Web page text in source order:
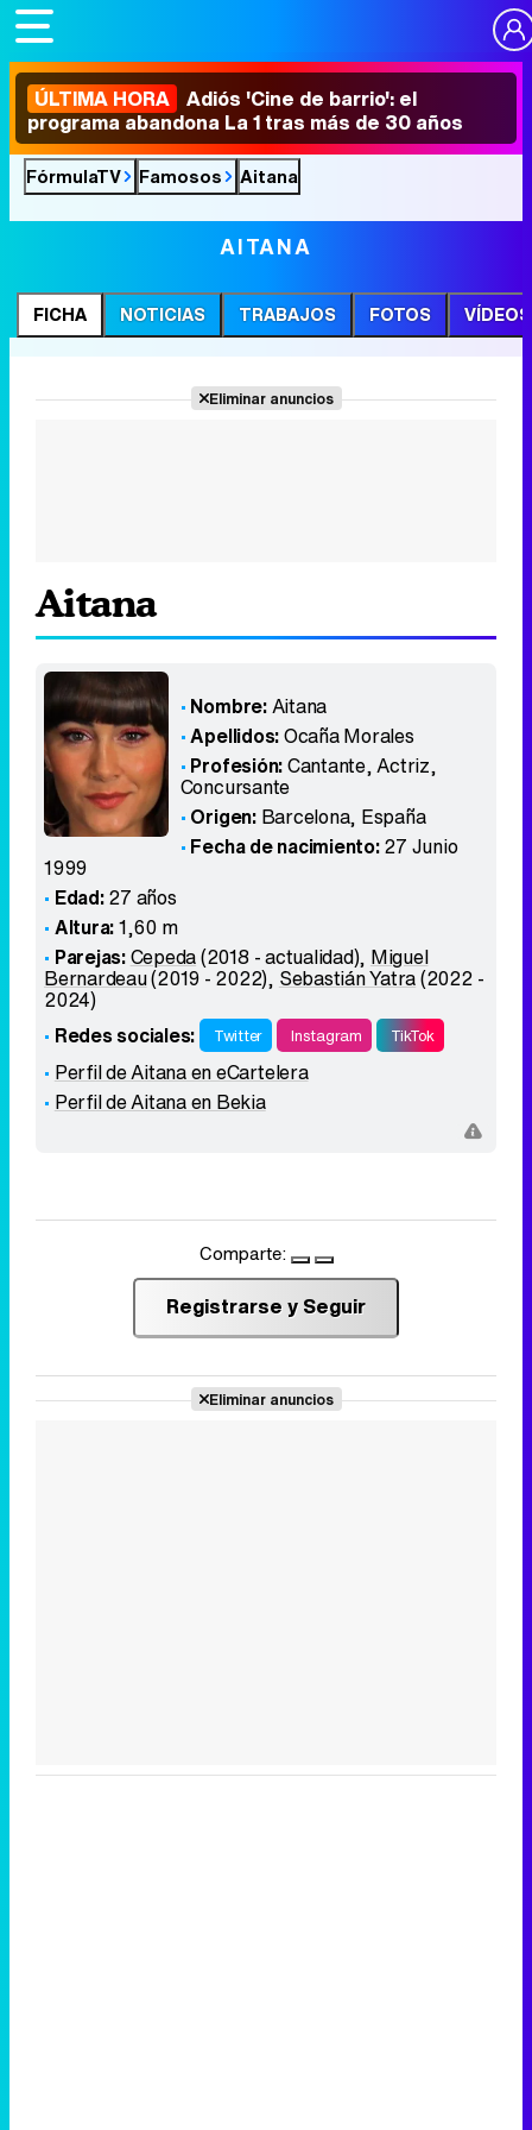
ÚLTIMA HORA Adiós 'Cine de barrio': el
programa abandona La 1 tras más de 30 años
FórmulaTV Famosos Aitana
AITANA
FICHA NOTICIAS TRABAJOS FOTOS VÍDEOS
Eliminar anuncios
Aitana
Nombre:Aitana
Apellidos:Ocaña Morales
Profesión:Cantante, Actriz,
Concursante
Origen: Barcelona, España
Fecha de nacimiento:27 Junio
1999
Edad:27 años
Altura:1,60 m
Parejas:Cepeda(2018 - actualidad), Miguel
Bernardeau(2019 - 2022), Sebastián Yatra(2022 -
2024)
Redes sociales:
Twitter Instagram TikTok
Perfil de Aitana en eCartelera
Perfil de Aitana en Bekia
Comparte:
Registrarse y Seguir
Eliminar anuncios